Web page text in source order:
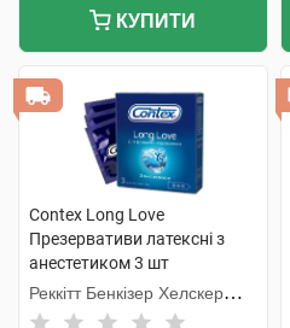
КУПИТИ
Contex Long Love
Презервативи латексні з
анестетиком 3 шт
Реккітт Бенкізер Хелскер
Мануфектурінг